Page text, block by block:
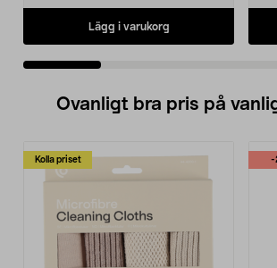
Lägg i varukorg
Ovanligt bra pris på
Kolla priset -